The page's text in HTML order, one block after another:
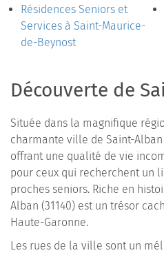
Résidences Seniors et
Services à Saint-Maurice-
de-Beynost
Découverte de
Située dans la magnifique
charmante ville de Saint-
offrant une qualité de vie
pour ceux qui recherchent un
proches seniors. Riche en
Alban (31140) est un trésor
Haute-Garonne.
Les rues de la ville sont un